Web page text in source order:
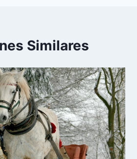
Similares